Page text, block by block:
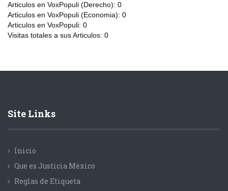
Articulos en VoxPopuli (Derecho): 0
Articulos en VoxPopuli (Economia): 0
Articulos en VoxPopuli: 0
Visitas totales a sus Articulos: 0
Site Links
Inicio
Que es Justicia México
Reglas de Etiqueta